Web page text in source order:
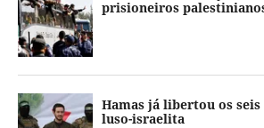
prisioneiros
Hamas já libertou os seis
luso-israelita